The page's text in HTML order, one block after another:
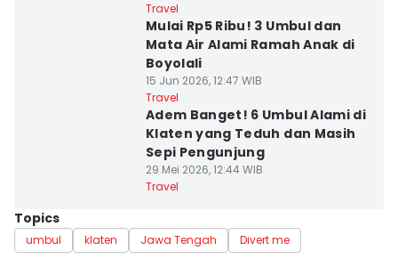
Travel
Mulai Rp5 Ribu! 3 Umbul dan
Mata Air Alami Ramah Anak di
Boyolali
15 Jun 2026, 12:47 WIB
Travel
Adem Banget! 6 Umbul Alami di
Klaten yang Teduh dan Masih
Sepi Pengunjung
29 Mei 2026, 12:44 WIB
Travel
Topics
umbul klaten Jawa Tengah Divert me